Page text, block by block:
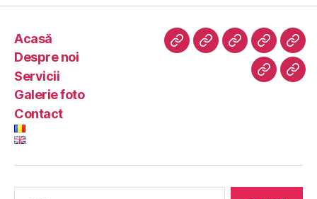
Acasă
Despre noi
Servicii
Galerie foto
Contact